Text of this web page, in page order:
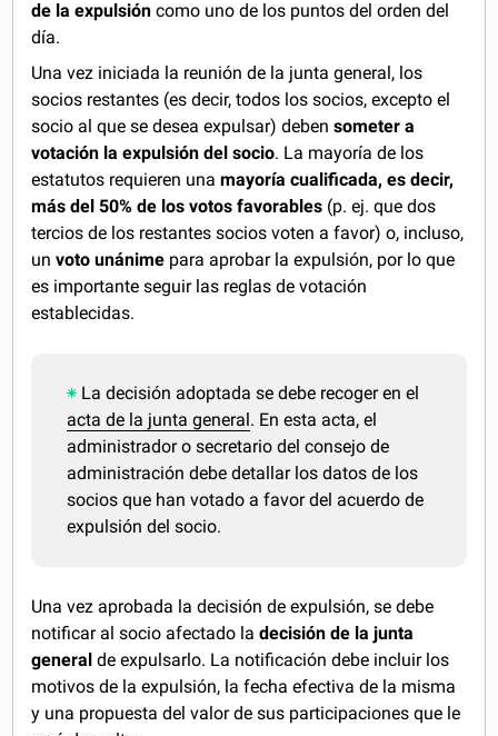
de la expulsión como uno de los puntos del orden del
día.
Una vez iniciada la reunión de la junta general, los
socios restantes (es decir, todos los socios, excepto el
socio al que se desea expulsar) debensometer a
votación la expulsión del socio. La mayoría de los
estatutos requieren unamayoría cualificada, es decir,
más del 50% de los votos favorables (p. ej. que dos
tercios de los restantes socios voten a favor) o, incluso,
unvoto unánime para aprobar la expulsión, por lo que
es importante seguir las reglas de votación
establecidas.
La decisión adoptada se debe recoger en el
acta de la junta general. En esta acta, el
administrador o secretario del consejo de
administración debe detallar los datos de los
socios que han votado a favor del acuerdo de
expulsión del socio.
Una vez aprobada la decisión de expulsión, se debe
notificar al socio afectado ladecisión de la junta
generalde expulsarlo. La notificación debe incluir los
motivos de la expulsión, la fecha efectiva de la misma
y una propuesta del valor de sus participaciones que le